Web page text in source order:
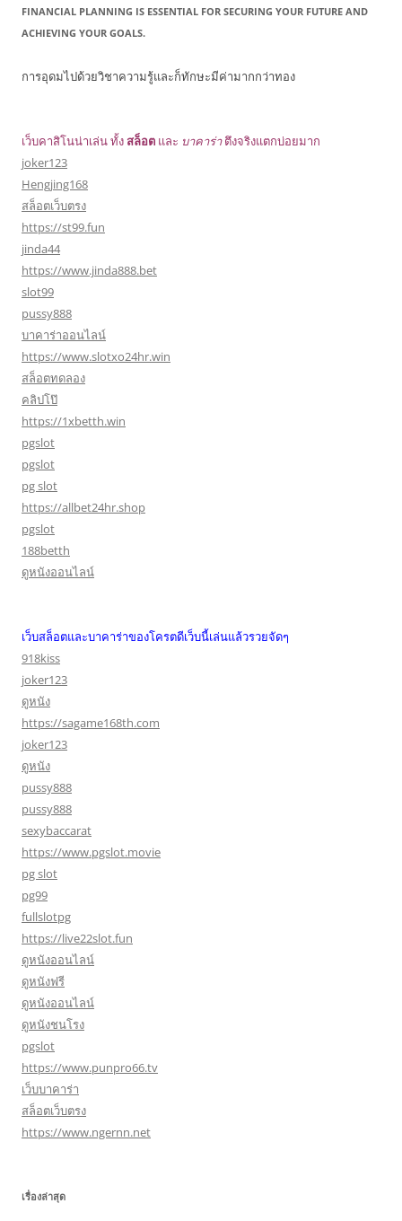
FINANCIAL PLANNING IS ESSENTIAL FOR SECURING YOUR FUTURE AND
ACHIEVING YOUR GOALS.
การอุดมไปด้วยวิชาความรู้และก็ทักษะมีค่ามากกว่าทอง
เว็บคาสิโนน่าเล่น ทั้งสล็อต และ บาคาร่าตึงจริงแตกบ่อยมาก
joker123
Hengjing168
สล็อตเว็บตรง
https://st99.fun
jinda44
https://www.jinda888.bet
slot99
pussy888
บาคาร่าออนไลน์
https://www.slotxo24hr.win
สล็อตทดลอง
คลิปโป๊
https://1xbetth.win
pgslot
pgslot
pg slot
https://allbet24hr.shop
pgslot
188betth
ดูหนังออนไลน์
เว็บสล็อตและบาคาร่าของโครตดีเว็บนี้เล่นแล้วรวยจัดๆ
918kiss
joker123
ดูหนัง
https://sagame168th.com
joker123
ดูหนัง
pussy888
pussy888
sexybaccarat
https://www.pgslot.movie
pg slot
pg99
fullslotpg
https://live22slot.fun
ดูหนังออนไลน์
ดูหนังฟรี
ดูหนังออนไลน์
ดูหนังชนโรง
pgslot
https://www.punpro66.tv
เว็บบาคาร่า
สล็อตเว็บตรง
https://www.ngernn.net
เรื่องล่าสุด